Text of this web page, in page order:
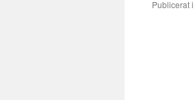
Publicerat i